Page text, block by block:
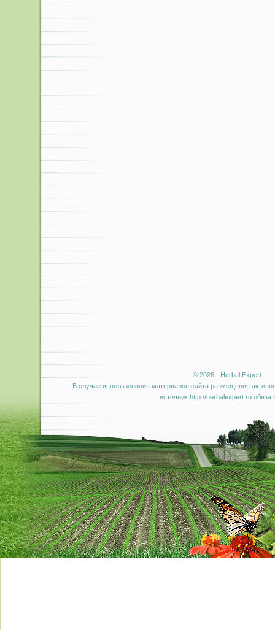
© 2026 - Herbal Expert
В случае использования материалов сайта размещение
источник http://herbalexpert.ru